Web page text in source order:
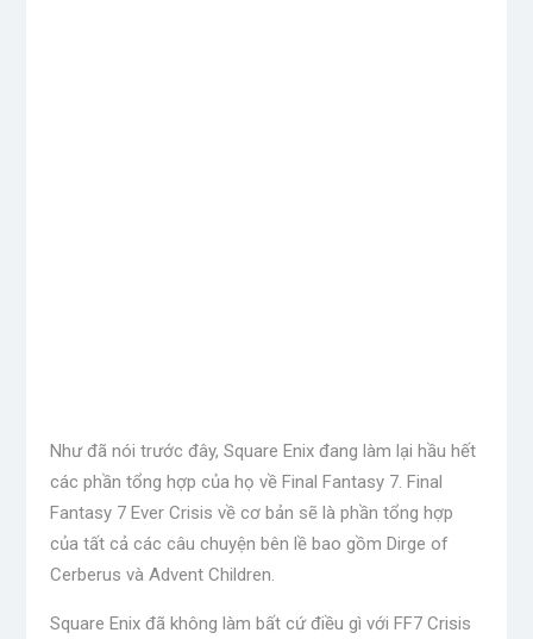
Như đã nói trước đây, Square Enix đang làm lại hầu hết
các phần tổng hợp của họ về Final Fantasy 7. Final
Fantasy 7 Ever Crisis về cơ bản sẽ là phần tổng hợp
của tất cả các câu chuyện bên lề bao gồm Dirge of
Cerberus và Advent Children.
Square Enix đã không làm bất cứ điều gì với FF7 Crisis